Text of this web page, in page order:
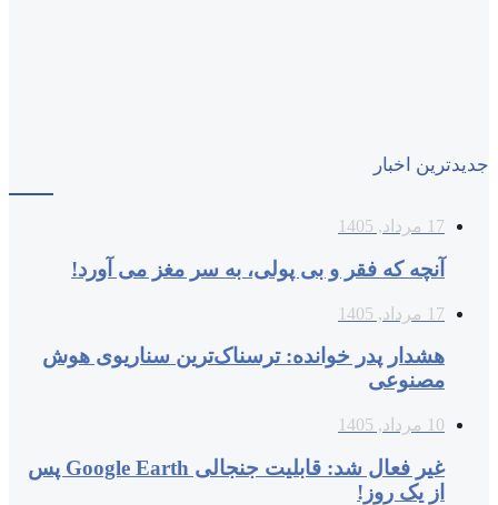
جدیدترین اخبار
17 مرداد, 1405
آنچه که فقر و بی‌ پولی، به سر مغز می‌ آورد!
17 مرداد, 1405
هشدار پدر خوانده: ترسناک‌ترین سناریوی هوش
مصنوعی
10 مرداد, 1405
غیر فعال شد: قابلیت جنجالی Google Earth پس
از یک روز!